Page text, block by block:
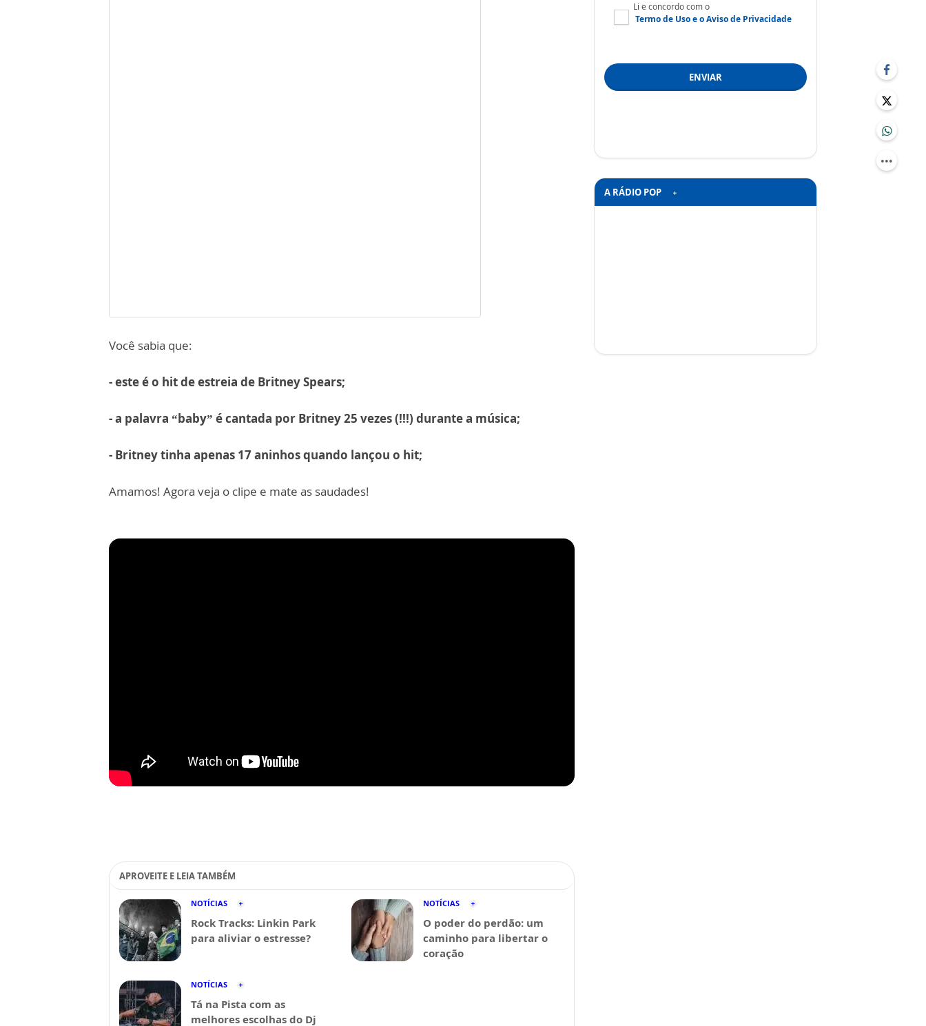
Você sabia que:
- este é o hit de estreia de Britney Spears;
- a palavra “baby” é cantada por Britney 25 vezes (!!!) durante a música;
- Britney tinha apenas 17 aninhos quando lançou o hit;
Amamos! Agora veja o clipe e mate as saudades!
APROVEITE E LEIA TAMBÉM
NOTÍCIAS
Rock Tracks: Linkin Park
para aliviar o estresse?
NOTÍCIAS
O poder do perdão: um
caminho para libertar o
coração
NOTÍCIAS
Tá na Pista com as
melhores escolhas do Dj
Li e concordo com o
Termo de Usoe oAviso de Privacidade
ENVIAR
A RÁDIO POP